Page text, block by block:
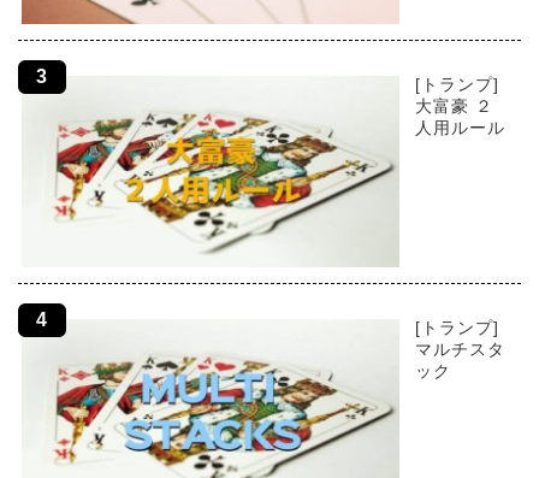
[トランプ]
大富豪 ２
人用ルール
[トランプ]
マルチスタ
ック